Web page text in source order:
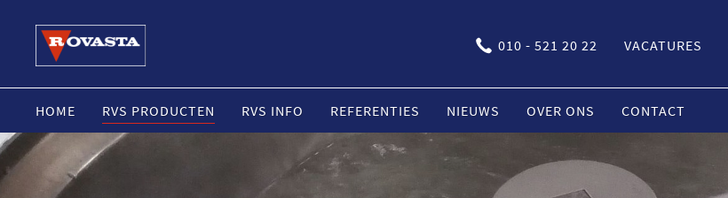
010 - 521 20 22 VACATURES
HOME RVS PRODUCTEN RVS INFO REFERENTIES NIEUWS OVER ONS CONTACT